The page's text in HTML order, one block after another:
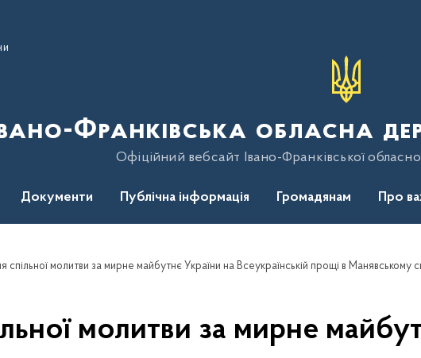
Франківська обласна
Офіційний вебсайт Івано-Франківської
Документи Публічна інформація Громадянам Про
молитви за мирне